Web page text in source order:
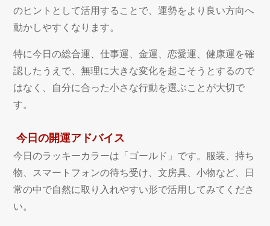
のヒントとして活用することで、運勢をより良い方向へ
動かしやすくなります。
特に今日の総合運、仕事運、金運、恋愛運、健康運を確
認したうえで、無理に大きな変化を起こそうとするので
はなく、自分に合った小さな行動を選ぶことが大切で
す。
今日の開運アドバイス
今日のラッキーカラーは「ゴールド」です。服装、持ち
物、スマートフォンの待ち受け、文房具、小物など、日
常の中で自然に取り入れやすい形で活用してみてくださ
い。